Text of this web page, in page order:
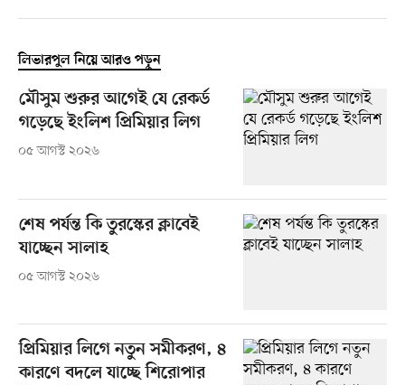
লিভারপুল নিয়ে আরও পড়ুন
মৌসুম শুরুর আগেই যে রেকর্ড
গড়েছে ইংলিশ প্রিমিয়ার লিগ
০৫ আগস্ট ২০২৬
শেষ পর্যন্ত কি তুরস্কের ক্লাবেই
যাচ্ছেন সালাহ
০৫ আগস্ট ২০২৬
প্রিমিয়ার লিগে নতুন সমীকরণ, ৪
কারণে বদলে যাচ্ছে শিরোপার